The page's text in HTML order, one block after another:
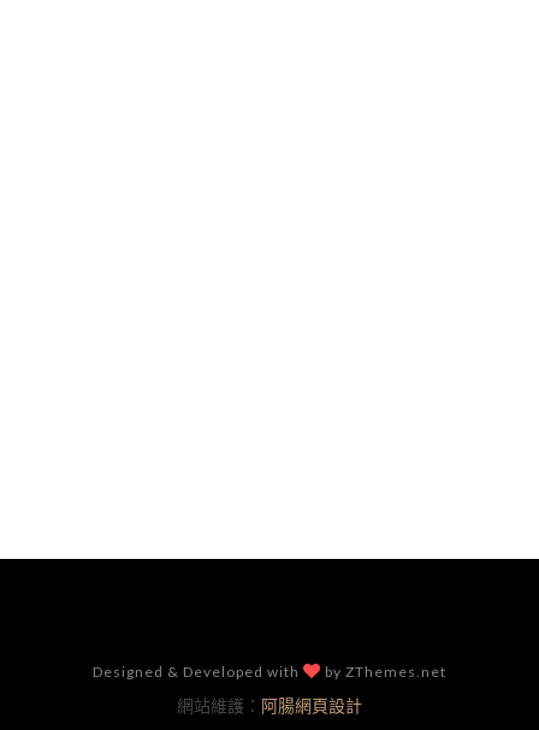
Designed & Developed with by ZThemes.net
網站維護： 阿腸網頁設計